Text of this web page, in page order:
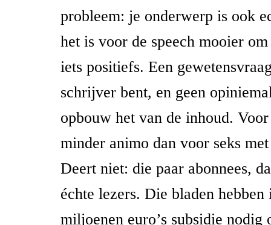
probleem: je onderwerp is ook
het is voor de speech mooier
iets positiefs. Een
schrijver bent, en geen
opbouw het van de inhoud.
minder animo dan voor seks
Deert niet: die paar abonnees,
échte lezers. Die bladen hebben
miljoenen euro’s subsidie nodig